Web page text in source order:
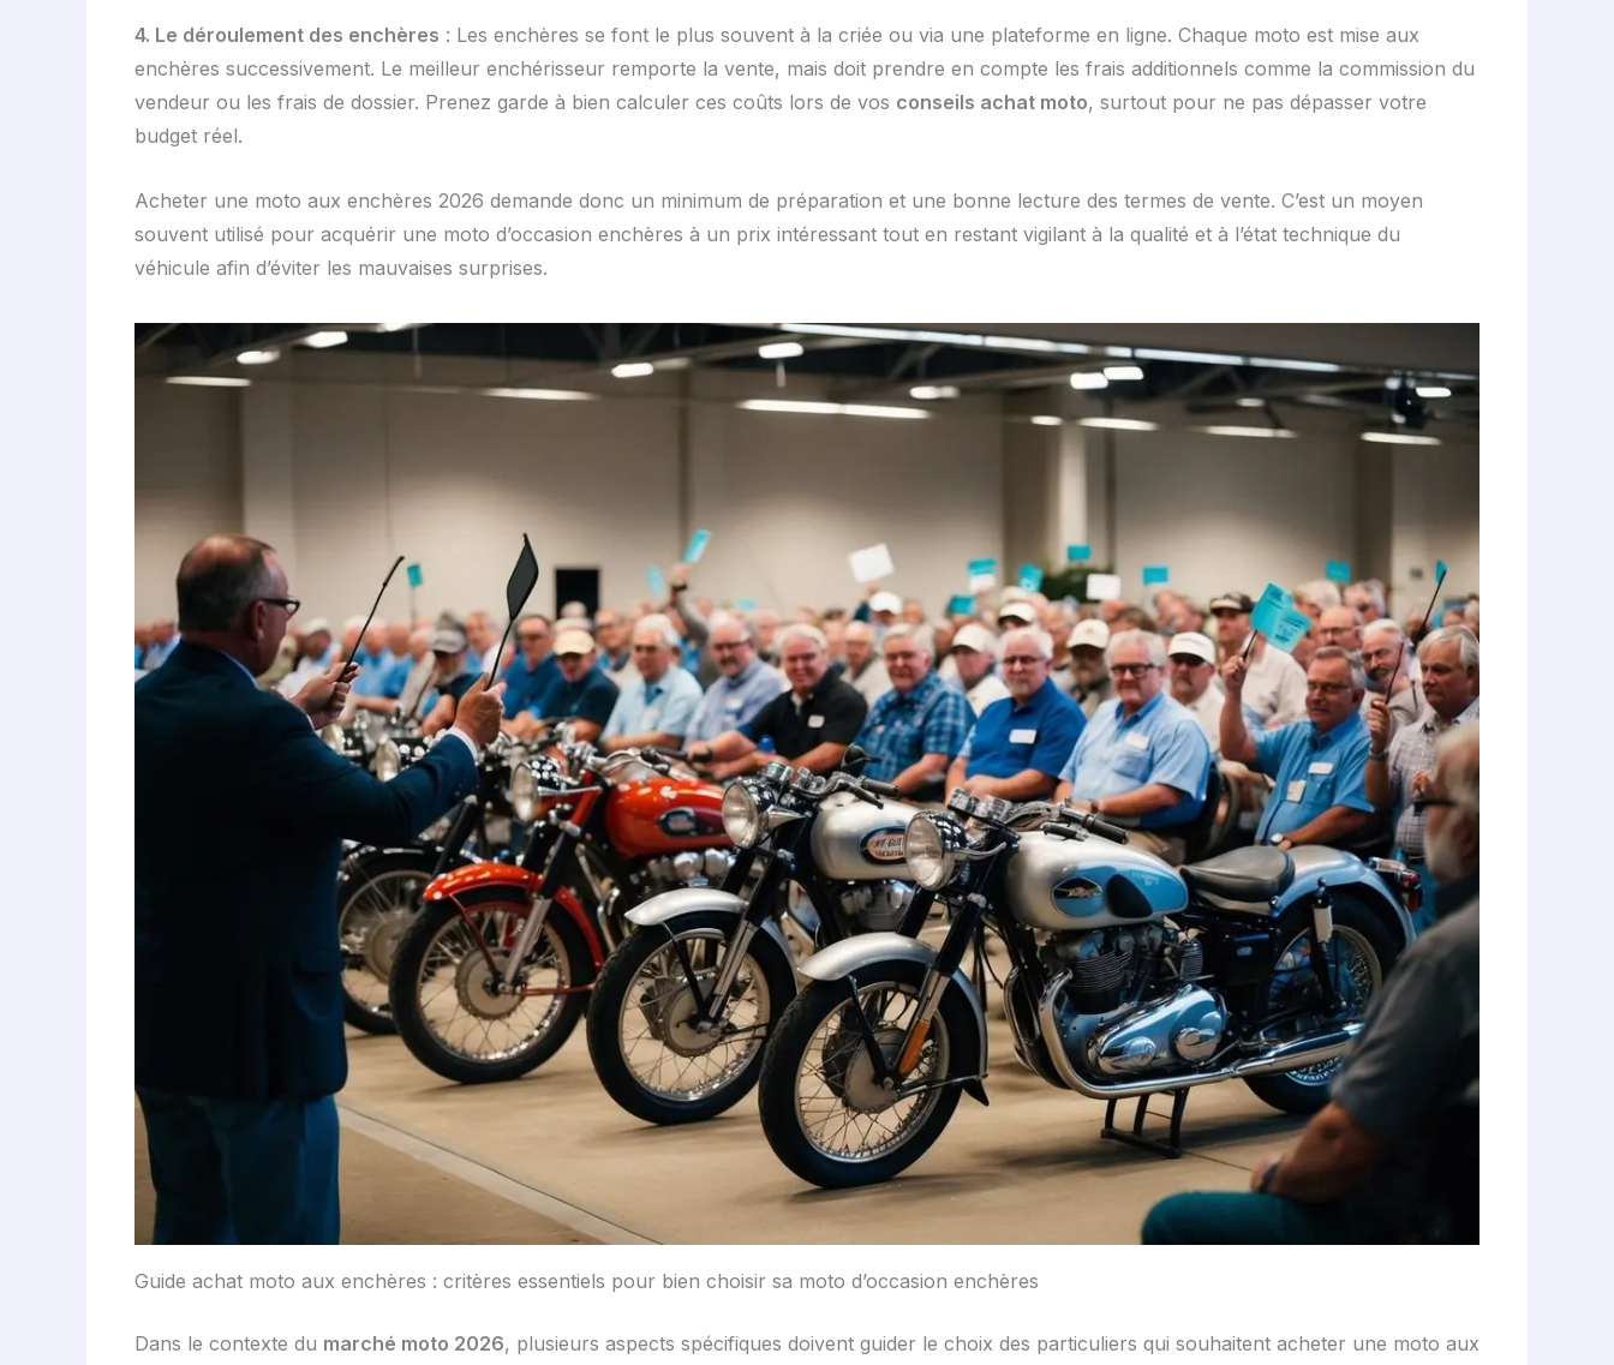
4. Le déroulement des enchères : Les enchères se font le plus souvent à la criée ou via une plateforme en ligne. Chaque moto est mise aux
enchères successivement. Le meilleur enchérisseur remporte la vente, mais doit prendre en compte les frais additionnels comme la commission du
vendeur ou les frais de dossier. Prenez garde à bien calculer ces coûts lors de vos conseils achat moto, surtout pour ne pas dépasser votre
budget réel.
Acheter une moto aux enchères 2026 demande donc un minimum de préparation et une bonne lecture des termes de vente. C’est un moyen
souvent utilisé pour acquérir une moto d’occasion enchères à un prix intéressant tout en restant vigilant à la qualité et à l’état technique du
véhicule afin d’éviter les mauvaises surprises.
Guide achat moto aux enchères : critères essentiels pour bien choisir sa moto d’occasion enchères
Dans le contexte du marché moto 2026, plusieurs aspects spécifiques doivent guider le choix des particuliers qui souhaitent acheter une moto aux